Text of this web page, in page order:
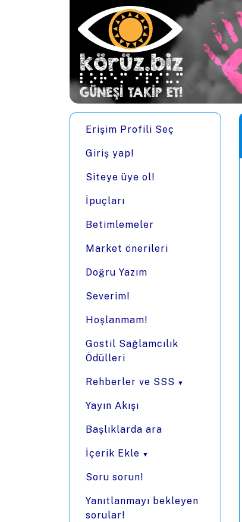
Ana içeriğe zıpla
Erişim Profili Seç
Giriş yap!
Siteye üye ol!
İpuçları
Betimlemeler
Market önerileri
Doğru Yazım
Severim!
Hoşlanmam!
Gostil Sağlamcılık
Ödülleri
Rehberler ve SSS
Yayın Akışı
Başlıklarda ara
İçerik Ekle
Soru sorun!
Yanıtlanmayı bekleyen
sorular!